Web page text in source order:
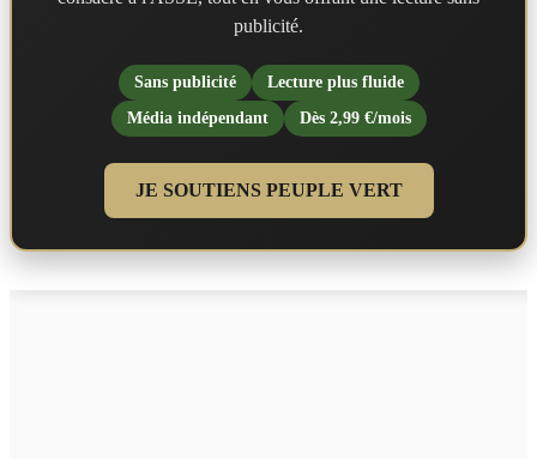
publicité.
Sans publicité
Lecture plus fluide
Média indépendant
Dès 2,99 €/mois
JE SOUTIENS PEUPLE VERT